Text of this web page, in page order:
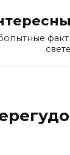
свете